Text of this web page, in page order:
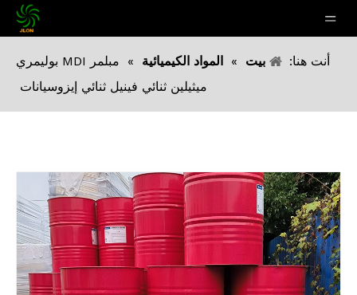
أنت هنا: بيت » المواد الكيميائية »
مبلمر MDI بوليمري
ميثيلين ثنائي فينيل ثنائي إيزوسيانات